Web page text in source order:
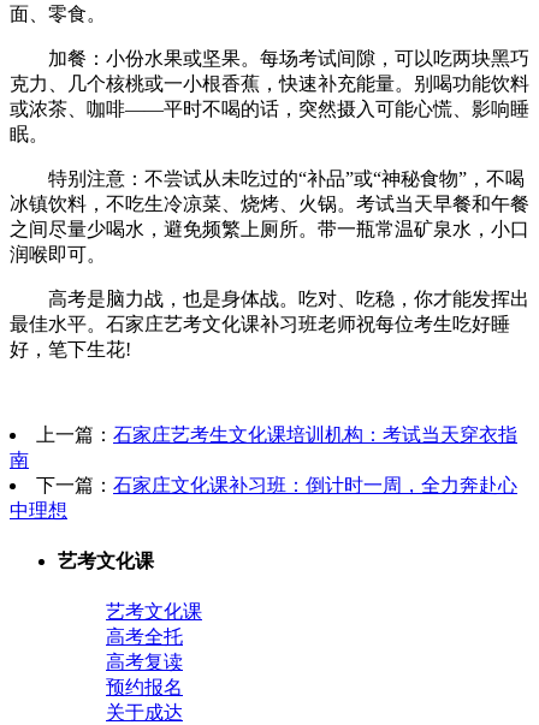
面、零食。
加餐：小份水果或坚果。每场考试间隙，可以吃两块黑巧
克力、几个核桃或一小根香蕉，快速补充能量。别喝功能饮料
或浓茶、咖啡——平时不喝的话，突然摄入可能心慌、影响睡
眠。
特别注意：不尝试从未吃过的“补品”或“神秘食物”，不喝
冰镇饮料，不吃生冷凉菜、烧烤、火锅。考试当天早餐和午餐
之间尽量少喝水，避免频繁上厕所。带一瓶常温矿泉水，小口
润喉即可。
高考是脑力战，也是身体战。吃对、吃稳，你才能发挥出
最佳水平。石家庄艺考文化课补习班老师祝每位考生吃好睡
好，笔下生花!
上一篇： 石家庄艺考生文化课培训机构：考试当天穿衣指
南
下一篇： 石家庄文化课补习班：倒计时一周，全力奔赴心
中理想
艺考文化课
艺考文化课
高考全托
高考复读
预约报名
关于成达